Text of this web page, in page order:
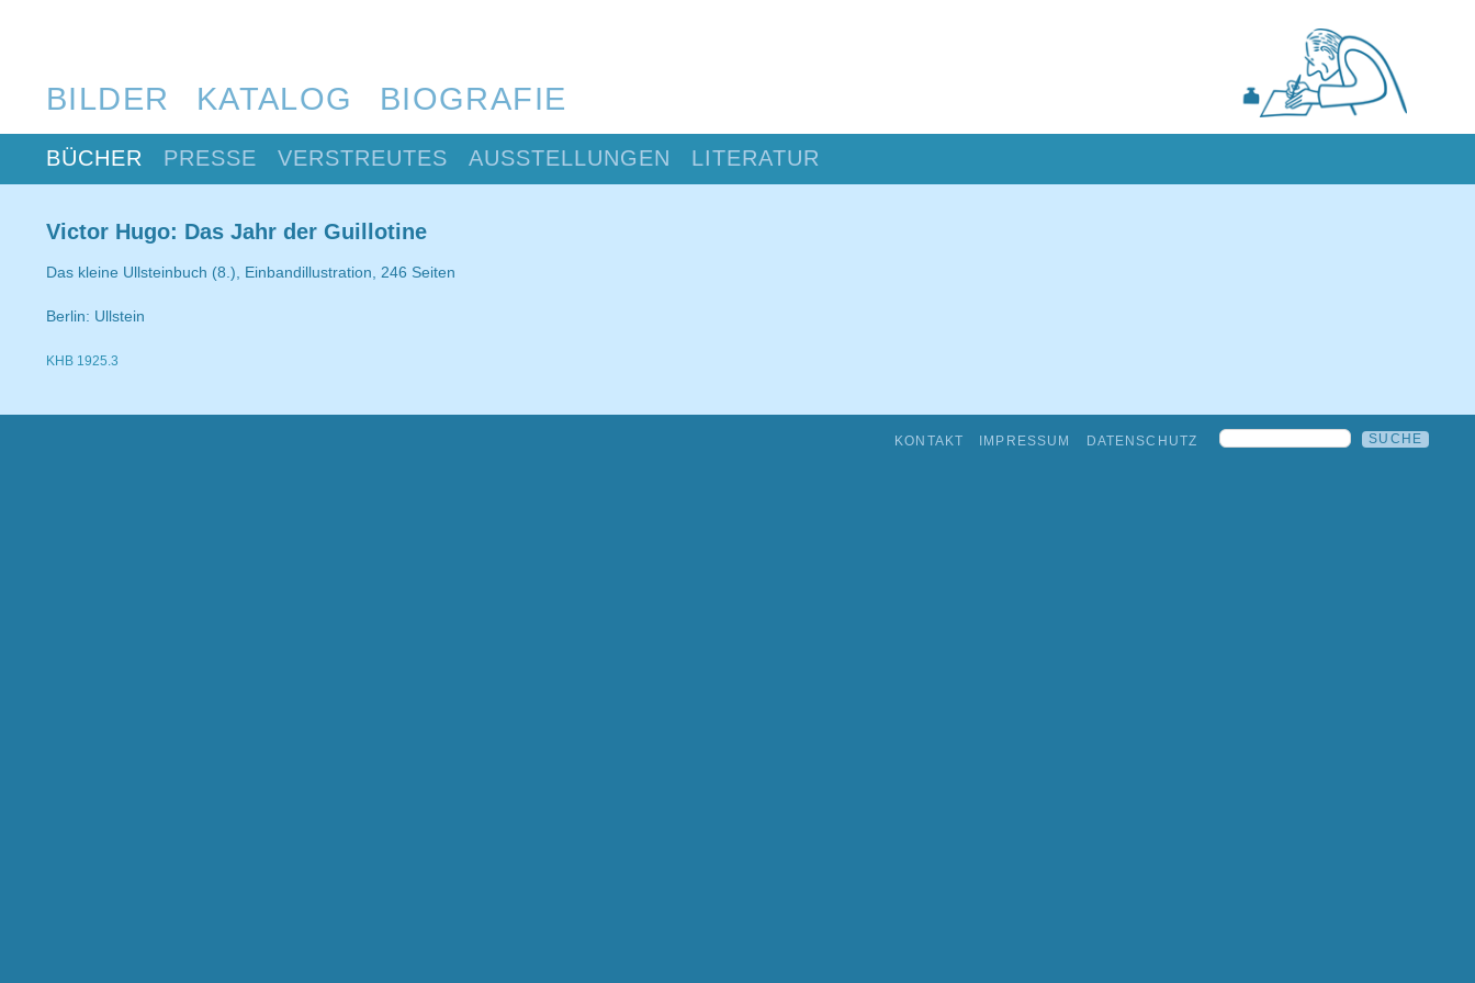
BILDER KATALOG BIOGRAFIE
BÜCHER PRESSE VERSTREUTES AUSSTELLUNGEN LITERATUR
Victor Hugo: Das Jahr der Guillotine
Das kleine Ullsteinbuch (8.), Einbandillustration, 246 Seiten
Berlin: Ullstein
KHB 1925.3
KONTAKT IMPRESSUM DATENSCHUTZ